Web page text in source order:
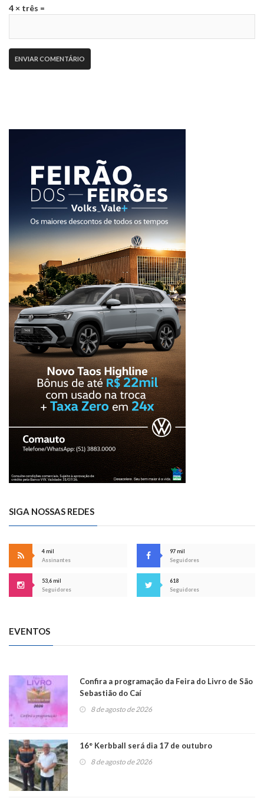
4 × três =
SIGA NOSSAS REDES
4 mil
Assinantes
97 mil
Seguidores
53,6 mil
Seguidores
618
Seguidores
EVENTOS
Confira a programação da Feira do Livro de São
Sebastião do Caí
8 de agosto de 2026
16° Kerbball será dia 17 de outubro
8 de agosto de 2026